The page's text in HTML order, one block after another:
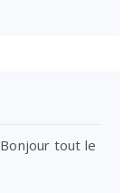
Bonjour tout le